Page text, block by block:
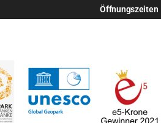
Öffnungszeiten